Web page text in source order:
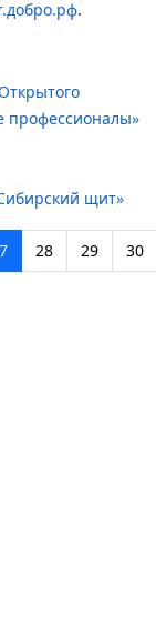
.
профессионалы»
щит»
28 29 30